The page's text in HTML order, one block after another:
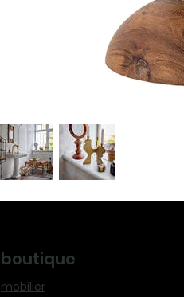
boutique
mobilier